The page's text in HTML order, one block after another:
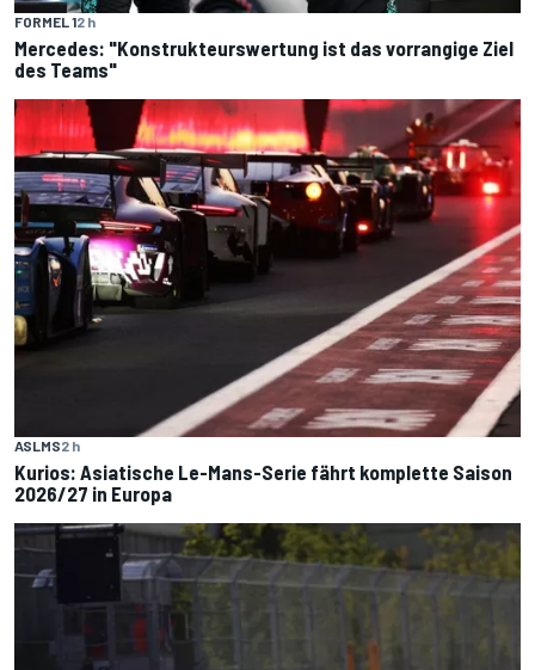
FORMEL 12 h
Mercedes: "Konstrukteurswertung ist das vorrangige Ziel
des Teams"
ASLMS2 h
Kurios: Asiatische Le-Mans-Serie fährt komplette Saison
2026/27 in Europa